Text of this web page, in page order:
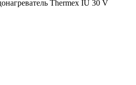
Thermex IU 30 V